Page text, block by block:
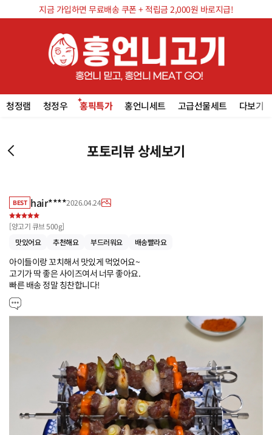
지금 가입하면 무료배송 쿠폰 + 적립금 2,000원 바로지급!
청정램 청정우 홍픽특가 홍언니세트 고급선물세트 다보기
포토리뷰 상세보기
BEST hair****2026.04.24
[양고기 큐브 500g]
맛있어요
추천해요 부드러워요 배송빨라요
아이들이랑 꼬치해서 맛있게 먹었어요~
고기가 딱 좋은 사이즈여서 너무 좋아요.
빠른 배송 정말 칭찬합니다!